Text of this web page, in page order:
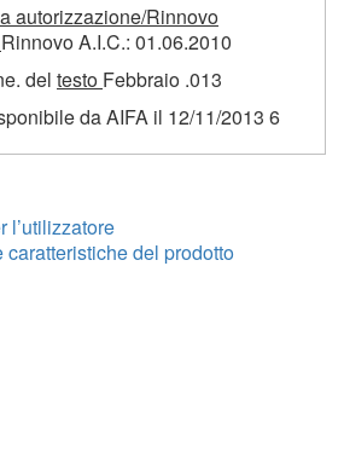
autorizzazione/Rinnovo
Rinnovo A.I.C.: 01.06.2010
del testo Febbraio .013
da AIFA il 12/11/2013 6
l’utilizzatore
del prodotto